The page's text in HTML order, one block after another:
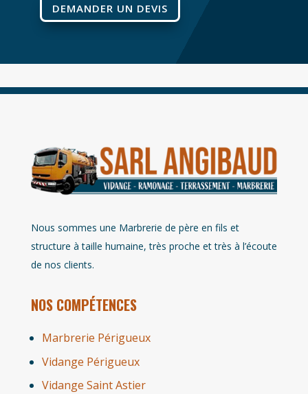
DEMANDER UN DEVIS
Nous sommes une Marbrerie de père en fils et
structure à taille humaine, très proche et très à l’écoute
de nos clients.
NOS COMPÉTENCES
Marbrerie Périgueux
Vidange Périgueux
Vidange Saint Astier